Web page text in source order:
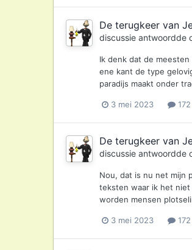
De terugkeer van
discussie antwoordde
Ik denk dat de
ene kant de type
paradijs maakt onder
3 mei 2023
De terugkeer van
discussie antwoordde
Nou, dat is nu net mijn
teksten waar ik het niet
worden mensen
3 mei 2023